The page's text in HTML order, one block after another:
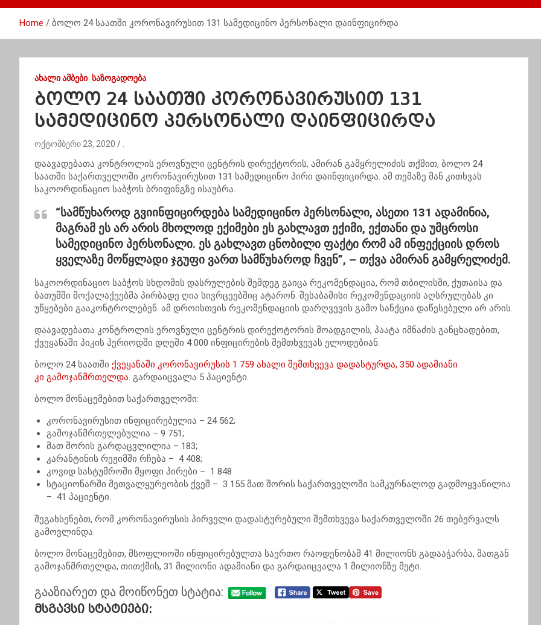
Home ბოლო 24 საათში კორონავირუსით 131 სამედიცინო პერსონალი დაინფიცირდა
ᲐᲮᲐᲚᲘ ᲐᲛᲑᲔᲑᲘ ᲡᲐᲖᲝᲒᲐᲓᲝᲔᲑᲐ
ბოლო 24 საათში კორონავირუსით 131
სამედიცინო პერსონალი დაინფიცირდა
ოქტომბერი 23, 2020
დაავადებათა კონტროლის ეროვნული ცენტრის დირექტორის, ამირან გამყრელიძის თქმით, ბოლო 24
საათში საქართველოში კორონავირუსით 131 სამედიცინო პირი დაინფიცირდა. ამ თემაზე მან კითხვას
საკოორდინაციო საბჭოს ბრიფინგზე ისაუბრა.
“სამწუხაროდ გვიინფიცირდება სამედიცინო პერსონალი, ასეთი 131 ადამინია,
მაგრამ ეს არ არის მხოლოდ ექიმები ეს გახლავთ ექიმი, ექთანი და უმცროსი
სამედიცინო პერსონალი. ეს გახლავთ ცნობილი ფაქტი რომ ამ ინფექციის დროს
ყველაზე მოწყლადი ჯგუფი ვართ სამწუხაროდ ჩვენ”, – თქვა ამირან გამყრელიძემ.
საკოორდინაციო საბჭოს სხდომის დასრულების შემდეგ გაიცა რეკომენდაცია, რომ თბილისში, ქუთაისა და
ბათუმში მოქალაქეებმა პირბადე ღია სივრცეებშიც ატარონ. შესაბამისი რეკომენდაციის აღსრულებას კი
უწყებები გააკონტროლებენ. ამ დროისთვის რეკომენდაციის დარღვევის გამო სანქცია დაწესებული არ არის.
დაავადებათა კონტროლის ეროვნული ცენტრის დირექოტორის მოადგილის, პაატა იმნაძის განცხადებით,
ქვეყანაში პიკის პერიოდში დღეში 4 000 ინფიცირების შემთხვევას ელოდებიან.
ბოლო 24 საათში ქვეყანაში კორონავირუსის 1 759 ახალი შემთხვევა დადასტურდა, 350 ადამიანი
კი გამოჯანმრთელდა. გარდაიცვალა 5 პაციენტი.
ბოლო მონაცემებით საქართველოში:
კორონავირუსით ინფიცირებულია – 24 562;
გამოჯანმრთელებულია – 9 751;
მათ შორის გარდაცვლილია – 183;
კარანტინის რეჟიმში რჩება – 4 408;
კოვიდ სასტუმროში მყოფი პირები – 1 848
სტაციონარში მეთვალყურეობის ქვეშ – 3 155 მათ შორის საქართველოში სამკურნალოდ გადმოყვანილია
– 41 პაციენტი.
შეგახსენებთ, რომ კორონავირუსის პირველი დადასტურებული შემთხვევა საქართველოში 26 თებერვალს
გამოვლინდა.
ბოლო მონაცემებით, მსოფლიოში ინფიცირებულთა საერთო რაოდენობამ 41 მილიონს გადააჭარბა, მათგან
გამოჯანმრთელდა, თითქმის, 31 მილიონი ადამიანი და გარდაიცვალა 1 მილიონზე მეტი.
გააზიარეთ და მოიწონეთ სტატია:
Მსგავსი Სტატიები: